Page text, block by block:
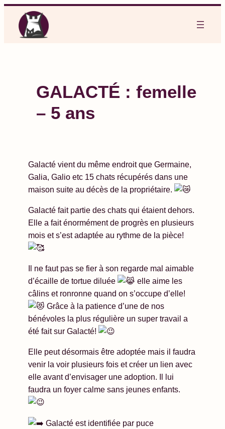
contenu
GALACTÉ : femelle
– 5 ans
Galacté vient du même endroit que Germaine,
Galia, Galio etc 15 chats récupérés dans une
maison suite au décès de la propriétaire.
Galacté fait partie des chats qui étaient dehors.
Elle a fait énormément de progrès en plusieurs
mois et s’est adaptée au rythme de la pièce!
Il ne faut pas se fier à son regarde mal aimable
d’écaille de tortue diluée
elle aime les
câlins et ronronne quand on s’occupe d’elle!
Grâce à la patience d’une de nos
bénévoles la plus régulière un super travail a
été fait sur Galacté!
Elle peut désormais être adoptée mais il faudra
venir la voir plusieurs fois et créer un lien avec
elle avant d’envisager une adoption. Il lui
faudra un foyer calme sans jeunes enfants.
Galacté est identifiée par puce